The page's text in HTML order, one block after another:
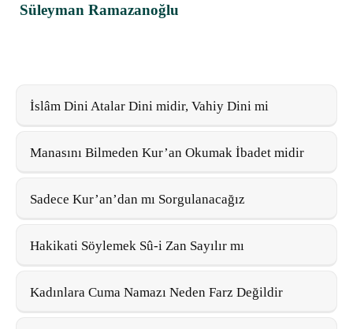
Süleyman Ramazanoğlu
İslâm Dini Atalar Dini midir, Vahiy Dini mi
Manasını Bilmeden Kur’an Okumak İbadet midir
Sadece Kur’an’dan mı Sorgulanacağız
Hakikati Söylemek Sû-i Zan Sayılır mı
Kadınlara Cuma Namazı Neden Farz Değildir